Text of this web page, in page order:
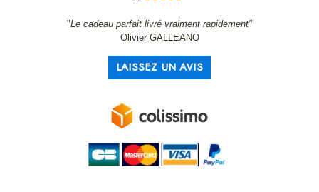
"Le cadeau parfait livré vraiment rapidement"
Olivier GALLEANO
LAISSEZ UN AVIS